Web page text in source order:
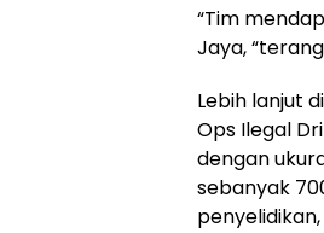
“Tim
Jaya,
Lebih lanjut
Ops Ilegal
dengan
sebanyak